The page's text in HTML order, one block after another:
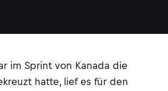
im Sprint von Kanada die
hatte, lief es für den